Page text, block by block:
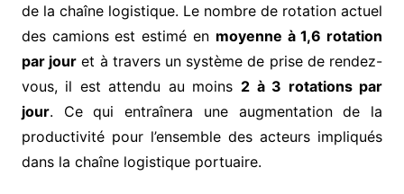
de la chaîne logistique. Le nombre de rotation actuel
des camions est estimé en moyenne à 1,6 rotation
par jour et à travers un système de prise de rendez-
vous, il est attendu au moins 2 à 3 rotations par
jour. Ce qui entraînera une augmentation de la
productivité pour l’ensemble des acteurs impliqués
dans la chaîne logistique portuaire.